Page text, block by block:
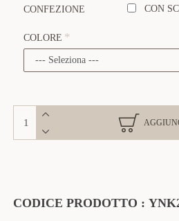
CONFEZIONE CON
COLORE
CODICE PRODOTTO :